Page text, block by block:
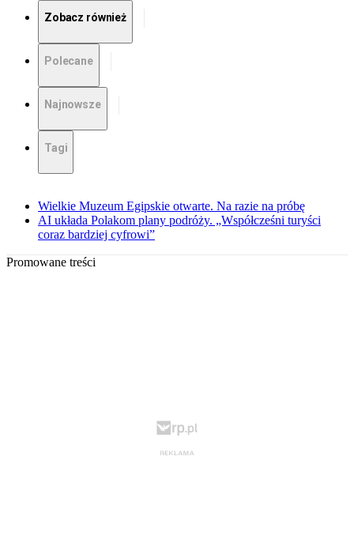
Zobacz również
Polecane
Najnowsze
Tagi
Wielkie Muzeum Egipskie otwarte. Na razie na próbę
AI układa Polakom plany podróży. „Współcześni turyści
coraz bardziej cyfrowi”
Promowane treści